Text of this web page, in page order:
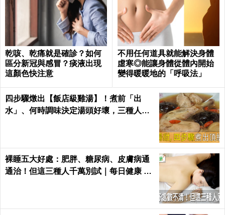
乾咳、乾痛就是確診？如何
區分新冠與感冒？痰液出現
這顏色快注意
不用任何道具就能解決身體
虛寒◎能讓身體從體內開始
變得暖暖地的「呼吸法」
四步驟燉出【飯店級雞湯】！煮前「出
水」、何時調味決定湯頭好壞，三種人不
裸睡五大好處：肥胖、糖尿病、皮膚病通
通治！但這三種人千萬別試｜每日健康 He